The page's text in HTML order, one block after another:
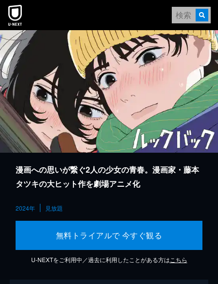
本文へスキップ
漫画への思いが繋ぐ2人の少女の青春。漫画家・藤本
タツキの大ヒット作を劇場アニメ化
2024年 見放題
無料トライアルで 今すぐ観る
U-NEXTをご利用中／過去に利用したことがある方は こちら